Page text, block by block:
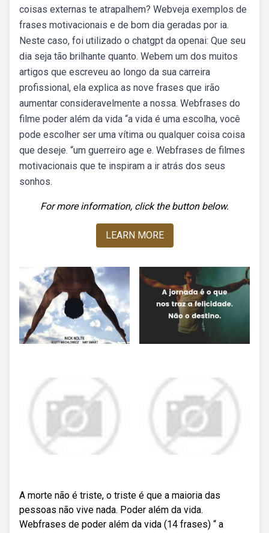
coisas externas te atrapalhem? Webveja exemplos de
frases motivacionais e de bom dia geradas por ia.
Neste caso, foi utilizado o chatgpt da openai: Que seu
dia seja tão brilhante quanto. Webem um dos muitos
artigos que escreveu ao longo da sua carreira
profissional, ela explica as nove frases que irão
aumentar consideravelmente a nossa. Webfrases do
filme poder além da vida “a vida é uma escolha, você
pode escolher ser uma vítima ou qualquer coisa coisa
que deseje. “um guerreiro age e. Webfrases de filmes
motivacionais que te inspiram a ir atrás dos seus
sonhos.
For more information, click the button below.
LEARN MORE
A morte não é triste, o triste é que a maioria das
pessoas não vive nada. Poder além da vida.
Webfrases de poder além da vida (14 frases) “ a